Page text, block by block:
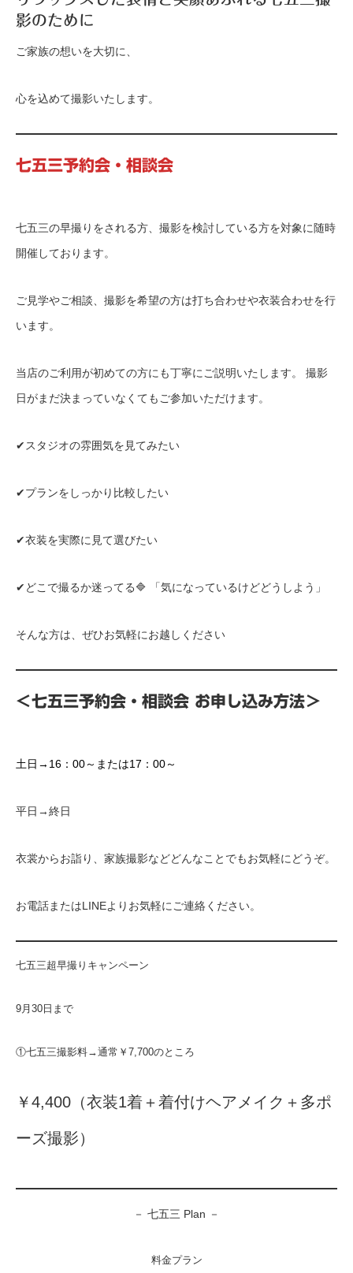
影のために
ご家族の想いを大切に、
心を込めて撮影いたします。
七五三予約会・相談会
七五三の早撮りをされる方、撮影を検討している方を対象に随時
開催しております。
ご見学やご相談、撮影を希望の方は打ち合わせや衣装合わせを行
います。
当店のご利用が初めての方にも丁寧にご説明いたします。 撮影
日がまだ決まっていなくてもご参加いただけます。
✔スタジオの雰囲気を見てみたい
✔プランをしっかり比較したい
✔衣装を実際に見て選びたい
✔どこで撮るか迷ってる🔷 「気になっているけどどうしよう」
そんな方は、ぜひお気軽にお越しください
＜七五三予約会・相談会 お申し込み方法＞
土日→16：00～または17：00～
平日→終日
衣裳からお詣り、家族撮影などどんなことでもお気軽にどうぞ。
お電話またはLINEよりお気軽にご連絡ください。
七五三超早撮りキャンペーン
9月30日まで
①七五三撮影料→通常￥7,700のところ
￥4,400（衣装1着＋着付けヘアメイク＋多ポ
ーズ撮影）
－ 七五三 Plan －
料金プラン